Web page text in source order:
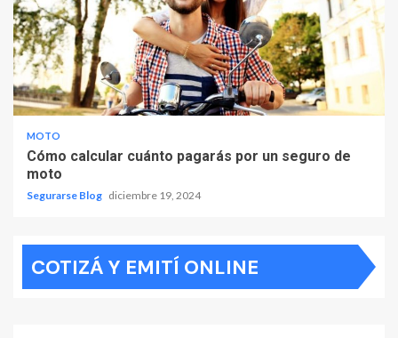
MOTO
Cómo calcular cuánto pagarás por un seguro de
moto
Segurarse Blog diciembre 19, 2024
COTIZÁ Y EMITÍ ONLINE